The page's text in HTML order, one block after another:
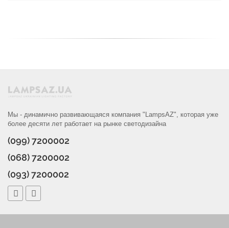
Мы - динамично развивающаяся компания "LampsAZ", которая уже
более десяти лет работает на рынке светодизайна
(099) 7200002
(068) 7200002
(093) 7200002